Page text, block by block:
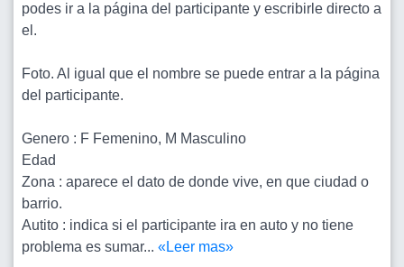
podes ir a la página del participante y escribirle directo a
el.
Foto. Al igual que el nombre se puede entrar a la página
del participante.
Genero : F Femenino, M Masculino
Edad
Zona : aparece el dato de donde vive, en que ciudad o
barrio.
Autito : indica si el participante ira en auto y no tiene
problema es sumar... «Leer mas»